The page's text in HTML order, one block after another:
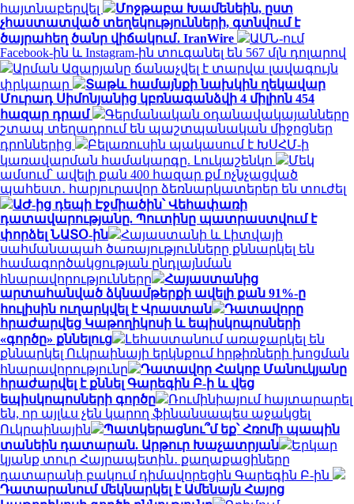
հայտնաբերվել
Մոջթաբա Խամենեին, ըստ
չհաստատված տեղեկությունների, գտնվում է
ծայրահեղ ծանր վիճակում․ IranWire
ԱՄՆ-ում
Facebook-ին և Instagram-ին տուգանել են 567 մլն դոլարով
Արման Ազարյանը ճանաչվել է տարվա լավագույն
փրկարար
Տաթև համայնքի նախկին ղեկավար
Մուրադ Սիմոնյանից կբռնագանձվի 4 միլիոն 454
հազար դրամ
Գերմանական օդանավակայանները
շտապ տեղադրում են պաշտպանական միջոցներ
դրոններից
Բելառուսին պակասում է ԽՍՀՄ-ի
կառավարման համակարգը. Լուկաշենկո
Մեկ
ամսում՝ ավելի քան 400 հազար քմ ոչնչացված
պահեստ․ հարյուրավոր ձեռնարկատերեր են տուժել
ԱԺ-ից դեպի Էջմիածին՝ Վեհափառի
դատավարությանը. Պուտինը պատրաստվում է
փորձել ՆԱՏՕ-ին
Հայաստանի և Լիտվայի
սահմանապահ ծառայությունները քննարկել են
համագործակցության ընդլայնման
հնարավորությունները
Հայաստանից
արտահանված ձկնամթերքի ավելի քան 91%-ը
հուլիսին ուղարկվել է Վրաստան
Դատավորը
հրաժարվեց Կաթողիկոսի և եպիսկոպոսների
«գործը» քննելուց
Լեհաստանում առաջարկել են
քննարկել Ուկրաինայի երկնքում հրթիռների խոցման
հնարավորությունը
Դատավոր Հակոբ Մանուկյանը
հրաժարվել է քննել Գարեգին Բ-ի և վեց
եպիսկոպոսների գործը
Ռումինիայում հայտարարել
են, որ այլևս չեն կարող ֆինանսապես աջակցել
Ուկրաինային
Պատկերացնու՞մ եք՝ Հռոմի պապին
տանեին դատարան. Արթուր Խաչատրյան
Երկար
կյանք տուր Հայրապետին․ քաղաքացիները
դատարանի բակում դիմավորեցին Գարեգին Բ-ին
Դատարանում մեկնարկել է Ամենայն Հայոց